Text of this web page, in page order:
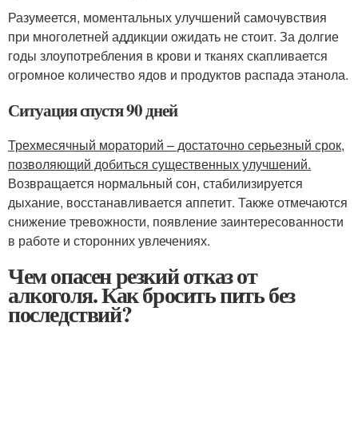
Разумеется, моментальных улучшений самочувствия
при многолетней аддикции ожидать не стоит. За долгие
годы злоупотребления в крови и тканях скапливается
огромное количество ядов и продуктов распада этанола.
Ситуация спустя 90 дней
Трехмесячный мораторий – достаточно серьезный срок,
позволяющий добиться существенных улучшений.
Возвращается нормальный сон, стабилизируется
дыхание, восстанавливается аппетит. Также отмечаются
снижение тревожности, появление заинтересованности
в работе и сторонних увлечениях.
Чем опасен резкий отказ от
алкоголя. Как бросить пить без
последствий?